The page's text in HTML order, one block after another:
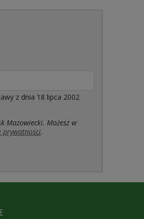
z dnia 18 lipca 2002
Mazowiecki. Możesz w
prywatności.